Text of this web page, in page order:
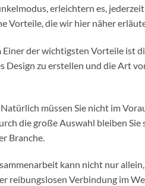
erleichtern es,
Vorteile, die wir hier näher
Einer der wichtigsten Vorteile ist
zu erstellen und die Art
Natürlich müssen Sie nicht im
die große Auswahl bleiben
Branche.
kann nicht nur
reibungslosen Verbindung im